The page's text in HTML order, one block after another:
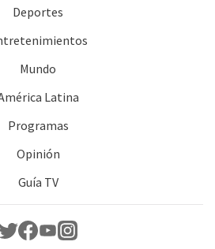
Deportes
Mundo
Latina
Programas
Opinión
Guía TV